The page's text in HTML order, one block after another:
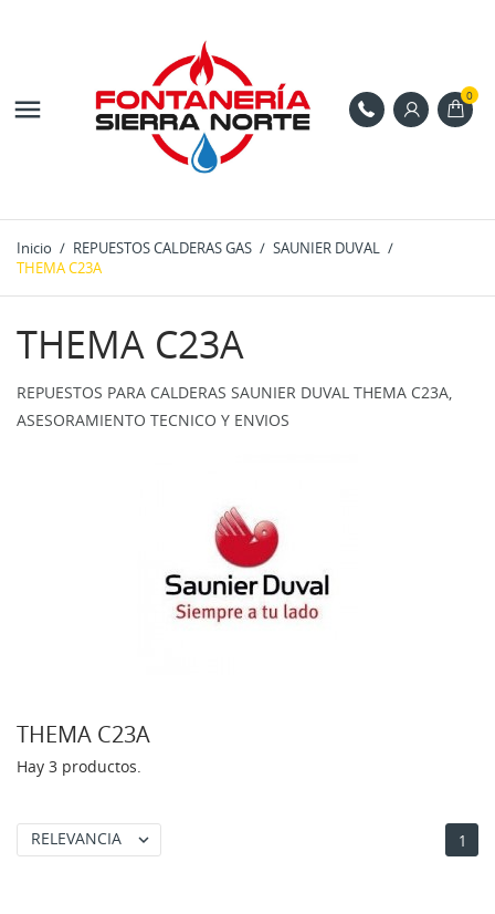
 0
Inicio REPUESTOS CALDERAS GAS
SAUNIER DUVAL
THEMA C23A
THEMA C23A
REPUESTOS PARA CALDERAS SAUNIER DUVAL THEMA C23A,
ASESORAMIENTO TECNICO Y ENVIOS
THEMA C23A
Hay 3 productos.
RELEVANCIA  1